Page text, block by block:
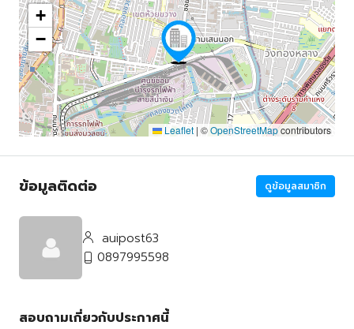
+
−
Leaflet | ©OpenStreetMapcontributors
ข้อมูลติดต่อ ดูข้อมูลสมาชิก
auipost63
0897995598
สอบถามเกี่ยวกับประกาศนี้